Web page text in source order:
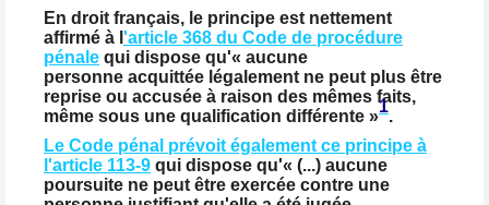
En droit français, le principe est nettement
affirmé à l 'article 368 du Code de procédure
pénale qui dispose qu'« aucune
personne acquittée légalement ne peut plus être
reprise ou accusée à raison des mêmes faits,
même sous une qualification différente »1.
Le Code pénal prévoit également ce principe à
l'article 113-9 qui dispose qu'« (...) aucune
poursuite ne peut être exercée contre une